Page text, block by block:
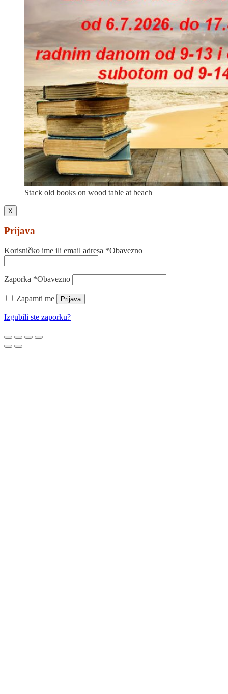
Stack old books on wood table at beach
X
Prijava
Korisničko ime ili email adresa *Obavezno
Zaporka *Obavezno
Zapamti me Prijava
Izgubili ste zaporku?